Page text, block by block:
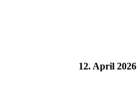
12. April 2026